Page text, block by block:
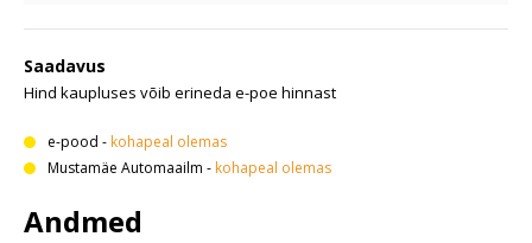
Saadavus
Hind kaupluses võib erineda e-poe hinnast
e-pood - kohapeal olemas
Mustamäe Automaailm - kohapeal olemas
Andmed